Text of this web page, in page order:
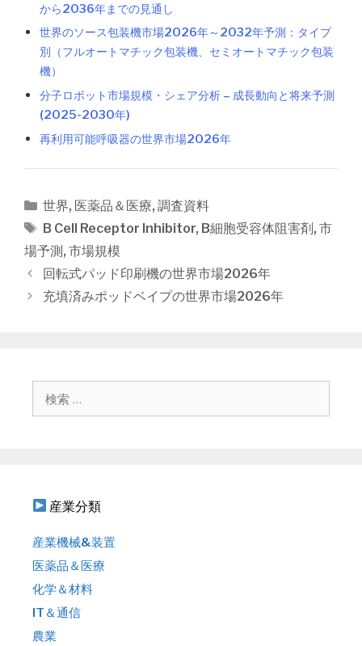
から2036年までの見通し
世界のソース包装機市場2026年～2032年予測：タイプ
別（フルオートマチック包装機、セミオートマチック包装
機）
分子ロボット市場規模・シェア分析 – 成長動向と将来予測
(2025-2030年)
再利用可能呼吸器の世界市場2026年
カ
テ
ゴ
リ
ー
世界, 医薬品＆医療, 調査資料
タ
グ
B Cell Receptor Inhibitor, B細胞受容体阻害剤, 市
場予測 , 市場規模
投
稿
回転式パッド印刷機の世界市場2026年
充填済みポッドベイプの世界市場2026年
産業分類
産業機械&装置
医薬品＆医療
化学＆材料
IT＆通信
農業